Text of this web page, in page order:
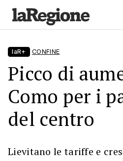
laR+ CONFINE
Picco di
Como per i
del centro
Lievitano le tariffe e